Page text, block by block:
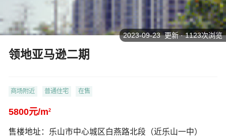
领地亚马逊二期
商场附近 普通住宅 在售
5800元/m2
售楼地址：乐山市中心城区白燕路北段（近乐山一中）
2023-09-23 更新 · 1123次浏览